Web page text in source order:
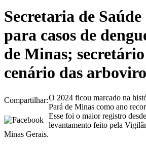
Secretaria de
para casos de
de Minas;
cenário das
Compartilhar:O 2024 ficou marcado na
Pará de Minas como ano
Esse foi o maior registro
levantamento feito pela
Minas Gerais.